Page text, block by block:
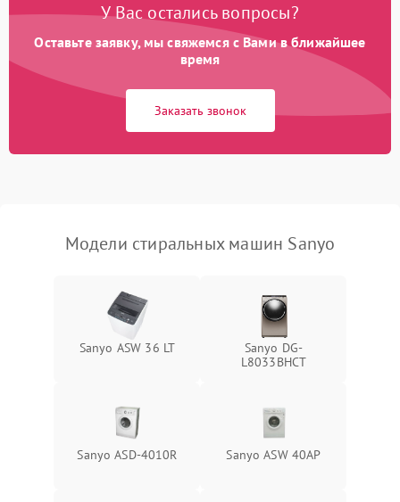
У Вас остались вопросы?
Оставьте заявку, мы свяжемся с Вами в ближайшее
время
Заказать звонок
Модели стиральных машин Sanyo
Sanyo ASW 36 LT
Sanyo DG-
L8033BHCT
Sanyo ASD-4010R Sanyo ASW 40AP